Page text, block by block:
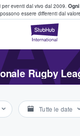
per eventi dal vivo dal 2009.
essere differenti dal
e vendono
Rugby
Tutte le date